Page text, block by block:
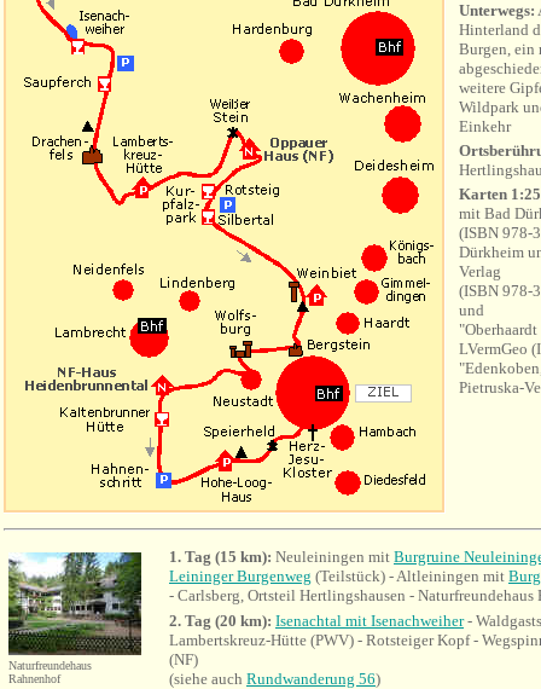
Unterwegs:
Hinterland
Burgen, ein
weitere
Wildpark
Einkehr
Karten
mit Bad
(ISBN 978-
Dürkheim
Verlag
(ISBN 978-
und
LVermGeo
Pietruska-
Naturfreundehaus
Rahnenhof
1. Tag (15 km): Neuleiningen mit Burgruine
Leininger Burgenweg (Teilstück) - Altleiningen mit
- Carlsberg, Ortsteil Hertlingshausen - Naturfreundehaus
2. Tag (20 km): Isenachtal mit Isenachweiher-
Lambertskreuz-Hütte (PWV) - Rotsteiger Kopf -
(NF)
(siehe auch Rundwanderung 56)